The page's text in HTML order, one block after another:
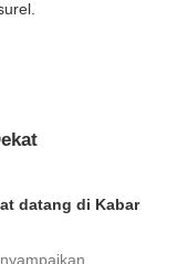
datang di Kabar